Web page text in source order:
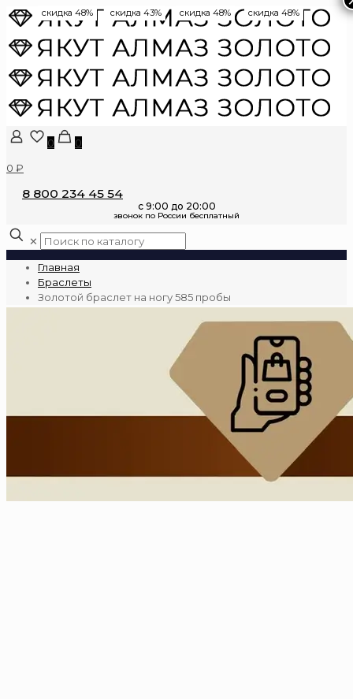
0
0
0 ₽
8 800 234 45 54
✕
Главная
Браслеты
Золотой браслет на ногу 585 пробы
скидка 48% скидка 43% скидка 48% скидка 48%